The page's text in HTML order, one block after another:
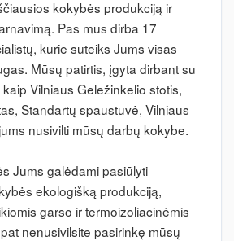
kokybės produkciją ir
Pas mus dirba 17
kurie suteiks Jums visas
Mūsų patirtis, įgyta dirbant su
Vilniaus Geležinkelio stotis,
Standartų spaustuvė, Vilniaus
nusivilti mūsų darbų kokybe.
Jums galėdami pasiūlyti
ekologišką produkciją,
garso ir termoizoliacinėmis
nenusivilsite pasirinkę mūsų